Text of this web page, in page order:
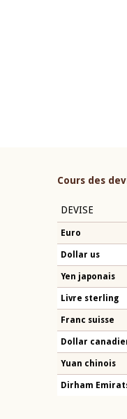
Cours des
DEVISE
Euro
Dollar us
Yen japonais
Livre sterling
Franc suisse
Dollar
Yuan chinois
Dirham